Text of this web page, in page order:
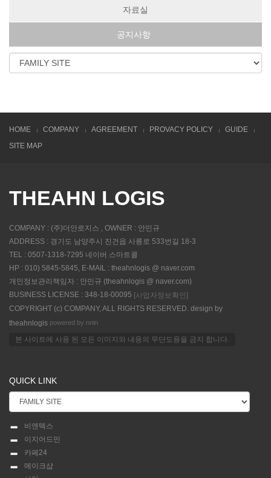
자료실
공지사항
HOME COMPANY AGREEMENT PROVACY POLICY
GUIDE
SITE MAP
THEAHN LOGIS
COMPANY : (주)더안로지스 , OWNER : 안민규
ADDRESS : 경기도 남양주시 진건읍 사릉로 533번길 18-3
TEL : 0507-1318-7295 네이버 스마트콜
HP : 010) 5845-5845, E-MAIL : theahnlogis @ naver.com
개인정보관리책임자 : 안민규 (theahnlogis @ naver.com)
BUSINESS LICENSE : 348-18-00095 [사업자정보확인]
COPYRIGHT (c) COMPANY, ALL RIGHTS RESERVED. design by
theahnlogis powered by nnin
본 사이트에 사용 된 모든 이미지와 내용의 무단도용을 금지 합니다.
QUICK LINK
비앤텍스
이지어드민
카페24
메이크샵